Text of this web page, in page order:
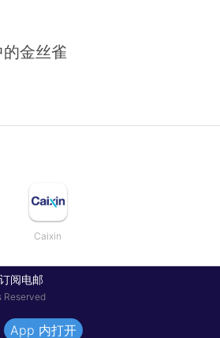
的金丝雀
Caixin
阅电邮
Reserved
App 内打开